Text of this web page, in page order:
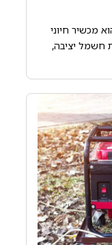
מכשיר חיוני
יציבה,